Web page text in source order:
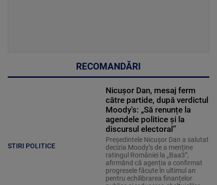
RECOMANDĂRI
STIRI POLITICE
Nicușor Dan, mesaj ferm
către partide, după verdictul
Moody's: „Să renunțe la
agendele politice şi la
discursul electoral”
Președintele Nicușor Dan a salutat
decizia Moody’s de a menține
ratingul României la „Baa3”,
afirmând că agenția a confirmat
progresele făcute în ultimul an
pentru echilibrarea finanțelor